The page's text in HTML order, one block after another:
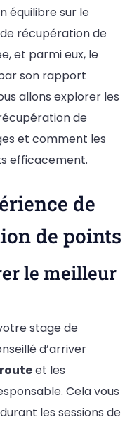
équilibre sur le
récupération de
et parmi eux, le
son rapport
allons explorer les
de
et comment les
efficacement.
de
de points
le meilleur
stage de
d’arriver
et les
Cela vous
les sessions de